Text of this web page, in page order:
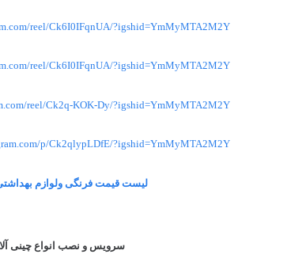
reel/Ck6I0IFqnUA/?igshid=YmMyMTA2M2Y=
reel/Ck6I0IFqnUA/?igshid=YmMyMTA2M2Y=
reel/Ck2q-KOK-Dy/?igshid=YmMyMTA2M2Y=
p/Ck2qlypLDfE/?igshid=YmMyMTA2M2Y=
لیست قیمت فرنگی ولوازم
سرویس و نصب انواع چینی